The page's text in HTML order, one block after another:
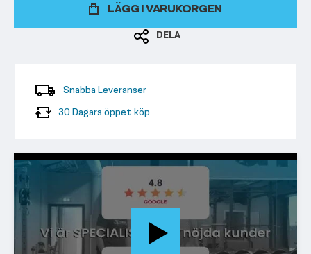
LÄGG I VARUKORGEN
DELA
Snabba Leveranser
30 Dagars öppet köp